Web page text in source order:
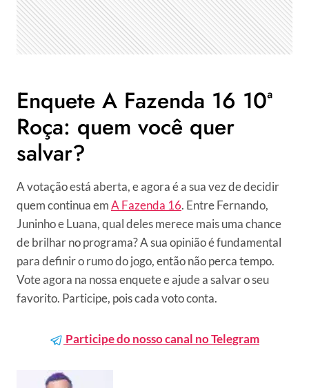
Enquete A Fazenda 16 10ª
Roça: quem você quer
salvar?
A votação está aberta, e agora é a sua vez de decidir
quem continua emA Fazenda 16. Entre Fernando,
Juninho e Luana, qual deles merece mais uma chance
de brilhar no programa? A sua opinião é fundamental
para definir o rumo do jogo, então não perca tempo.
Vote agora na nossa enquete e ajude a salvar o seu
favorito. Participe, pois cada voto conta.
Participe do nosso canal no Telegram